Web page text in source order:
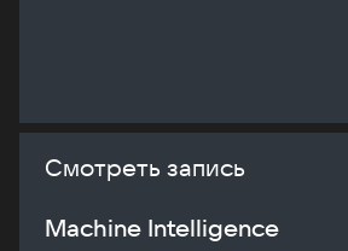
Смотреть запись
Machine Intelligence